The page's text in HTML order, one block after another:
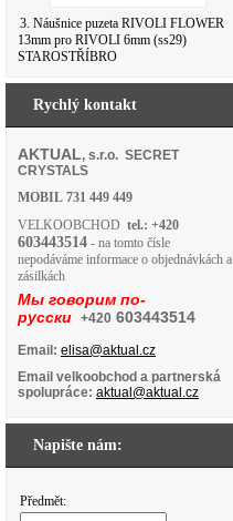
3. Náušnice puzeta RIVOLI FLOWER
13mm pro RIVOLI 6mm (ss29)
STAROSTŘÍBRO
Rychlý kontakt
AKTUAL, s.r.o. SECRET
CRYSTALS
MOBIL 731 449 449
VELKOOBCHOD tel.: +420
603443514 - na tomto čísle
nepodáváme informace o objednávkách a
zásilkách
Мы говорим по-
русски +420 603443514
Email: elisa@aktual.cz
Email velkoobchod a partnerská
spolupráce: aktual@aktual.cz
Napište nám:
Předmět: